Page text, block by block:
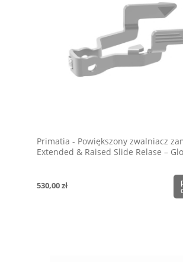
Primatia - Powiększony zwalniacz
Extended & Raised Slide Relase –
530,00 zł